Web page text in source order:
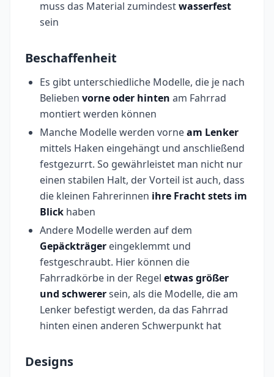
muss das Material zumindestwasserfest
sein
Beschaffenheit
Es gibt unterschiedliche Modelle, die je nach
Belieben vorne oder hinten am Fahrrad
montiert werden können
Manche Modelle werden vorneam Lenker
mittels Haken eingehängt und anschließend
festgezurrt. So gewährleistet man nicht nur
einen stabilen Halt, der Vorteil ist auch, dass
die kleinen Fahrerinnen ihre Fracht stets im
Blick haben
Andere Modelle werden auf dem
Gepäckträger eingeklemmt und
festgeschraubt. Hier können die
Fahrradkörbe in der Regel etwas größer
und schwerersein, als die Modelle, die am
Lenker befestigt werden, da das Fahrrad
hinten einen anderen Schwerpunkt hat
Designs